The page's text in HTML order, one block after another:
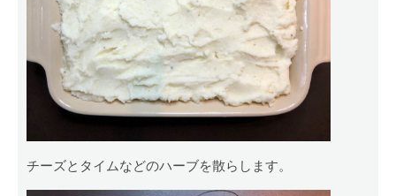
チーズとタイムなどのハーブを散らします。